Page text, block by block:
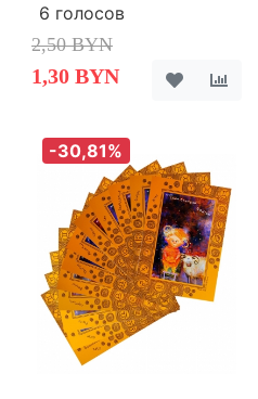
6 голосов
2,50 BYN
1,30 BYN
-30,81%